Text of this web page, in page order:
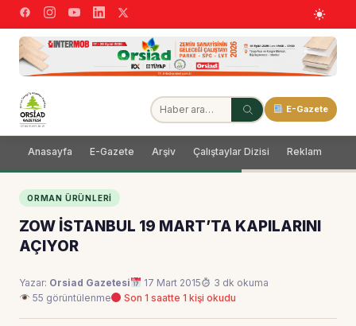
E-Gazete
Anasayfa E-Gazete Arşiv Çalıştaylar Dizisi Reklam
ORMAN ÜRÜNLERI
ZOW İSTANBUL 19 MART’TA KAPILARINI
AÇIYOR
Yazar: Orsiad Gazetesi 17 Mart 2015
3 dk okuma
55 görüntülenme
Son 1 saatte 1 kişi okudu